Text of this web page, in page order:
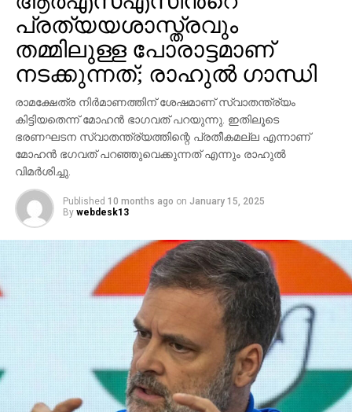
പ്രത്യയശാസ്ത്രവും
തമ്മിലുള്ള പോരാട്ടമാണ്
നടക്കുന്നത്; രാഹുൽ ഗാന്ധി
രാമക്ഷേത്ര നിര്‍മാണത്തിന് ശേഷമാണ് സ്വാതന്ത്ര്യം
കിട്ടിയതെന്ന് മോഹന്‍ ഭാഗവത് പറയുന്നു. ഇതിലൂടെ
ഭരണഘടന സ്വാതന്ത്ര്യത്തിന്റെ പ്രതീകമല്ല എന്നാണ്
മോഹന്‍ ഭഗവത് പറഞ്ഞുവെക്കുന്നത് എന്നും രാഹുല്‍
വിമര്‍ശിച്ചു.
Published 10 months ago on January 15, 2025
By webdesk13